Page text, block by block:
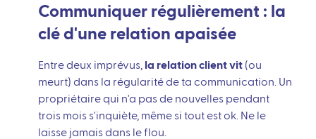
Communiquer régulièrement : la
clé d'une relation apaisée
Entre deux imprévus, la relation client vit (ou
meurt) dans la régularité de ta communication. Un
propriétaire qui n'a pas de nouvelles pendant
trois mois s'inquiète, même si tout est ok. Ne le
laisse jamais dans le flou.